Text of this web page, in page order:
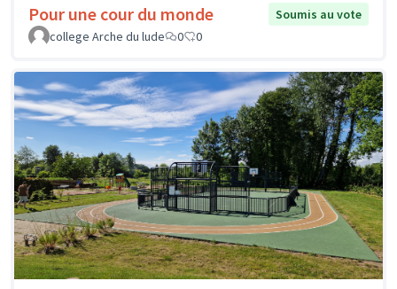
Pour une cour du monde
Soumis au vote
college Arche du lude
0 0